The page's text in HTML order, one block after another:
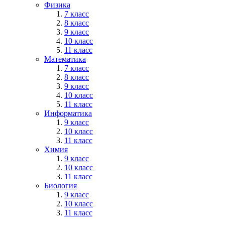
Физика
7 класс
8 класс
9 класс
10 класс
11 класс
Математика
7 класс
8 класс
9 класс
10 класс
11 класс
Информатика
9 класс
10 класс
11 класс
Химия
9 класс
10 класс
11 класс
Биология
9 класс
10 класс
11 класс